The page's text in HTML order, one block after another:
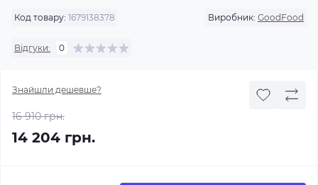
Код товару: 1679138378 Виробник: GoodFood
Відгуки: 0
Знайшли дешевше?
16 910 грн.
14 204 грн.